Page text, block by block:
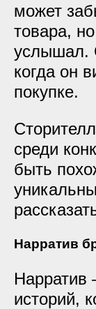
может
товара,
услышал.
когда он
покупке.
среди
быть
Нарратив
Нарратив
историй,